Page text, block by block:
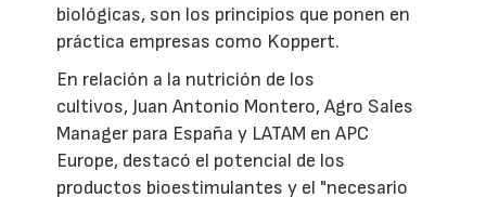
biológicas, son los principios que ponen en
práctica empresas como Koppert.
En relación a la nutrición de los
cultivos, Juan Antonio Montero, Agro Sales
Manager para España y LATAM en APC
Europe, destacó el potencial de los
productos bioestimulantes y el "necesario